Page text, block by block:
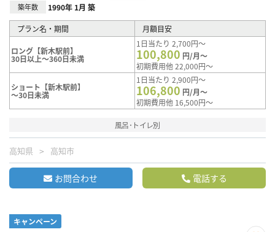
築年数 1990年 1月 築
プラン名・期間 月額目安
ロング【新木駅前】
30日以上～360日未満
1日当たり 2,700円～
100,800 円/月～
初期費用他 22,000円～
ショート【新木駅前】
～30日未満
1日当たり 2,900円～
106,800 円/月～
初期費用他 16,500円～
風呂･トイレ別
高知県 高知市
お問合わせ 電話する
キャンペーン